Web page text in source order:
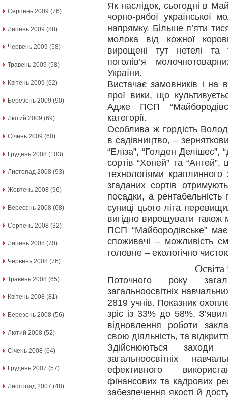
Серпень 2009 (76)
Липень 2009 (88)
Червень 2009 (58)
Травень 2009 (58)
Квітень 2009 (62)
Березень 2009 (90)
Лютий 2009 (69)
Січень 2009 (60)
Грудень 2008 (103)
Листопад 2008 (93)
Жовтень 2008 (96)
Вересень 2008 (68)
Серпень 2008 (32)
Липень 2008 (70)
Червень 2008 (76)
Травень 2008 (65)
Квітень 2008 (81)
Березень 2008 (56)
Лютий 2008 (52)
Січень 2008 (64)
Грудень 2007 (57)
Листопад 2007 (48)
Як наслідок, сьогодні в
чорно-рябої української
напрямку. Більше п’яти
молока від кожної
вирощені тут нетелі та
поголів’я
України.
Вистачає замовників і на
ярої вики, що
Адже ПСП
категорії.
Особлива ж гордість
в садівництво, –
“Еліза”, “Голден Делішес”,
сортів “Хоней” та
технологіями
згаданих сортів
посадки, а рентабельність
суниці цього літа
вигідно вирощувати
ПСП “Майбородівське”
споживачі – можливість
головне – екологічно
Освіта
Поточного року
загальноосвітніх
2819 учнів. Показник
зріс із 33% до 58%.
відновлення роботи
свою діяльність, та
Здійснюються заходи
загальноосвітніх
ефективного
фінансових та кадрових
забезпечення якості й